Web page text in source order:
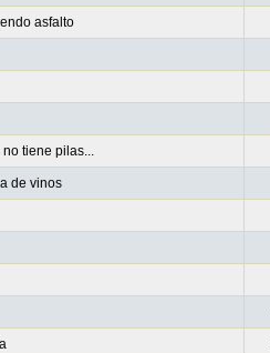
asfalto
tiene pilas...
de vinos